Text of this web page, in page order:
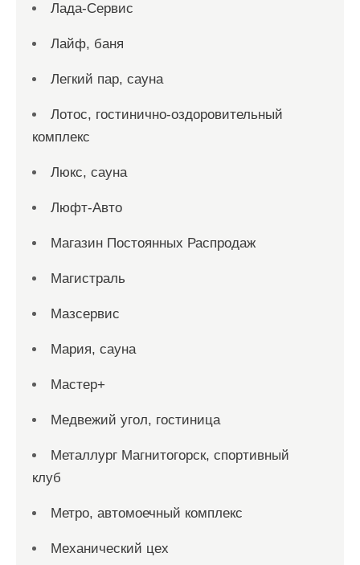
Лада-Сервис
Лайф, баня
Легкий пар, сауна
Лотос, гостинично-оздоровительный
комплекс
Люкс, сауна
Люфт-Авто
Магазин Постоянных Распродаж
Магистраль
Мазсервис
Мария, сауна
Мастер+
Медвежий угол, гостиница
Металлург Магнитогорск, спортивный
клуб
Метро, автомоечный комплекс
Механический цех